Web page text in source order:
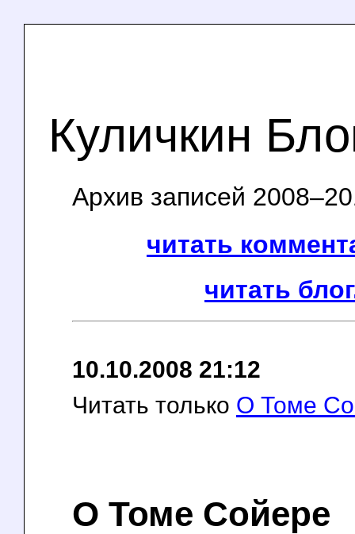
Куличкин
Архив записей
читать
читать
10.10.2008 21:12
Читать только О Томе
О Томе Сойере